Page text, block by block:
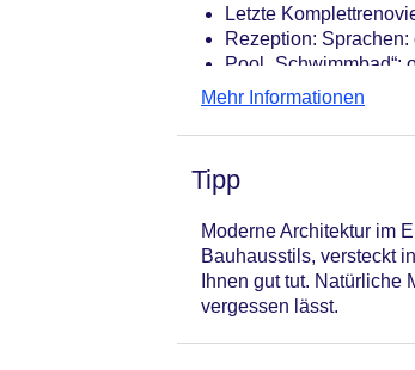
Letzte
Rezeption:
Pool „Schwimmbad“:
Internet: WLAN/WiFi,
Haustier: Hund
Landeskategorie:
Mehr Informationen
Tipp
Moderne Architektur im
Bauhausstils, versteckt
Ihnen gut tut.
vergessen lässt.